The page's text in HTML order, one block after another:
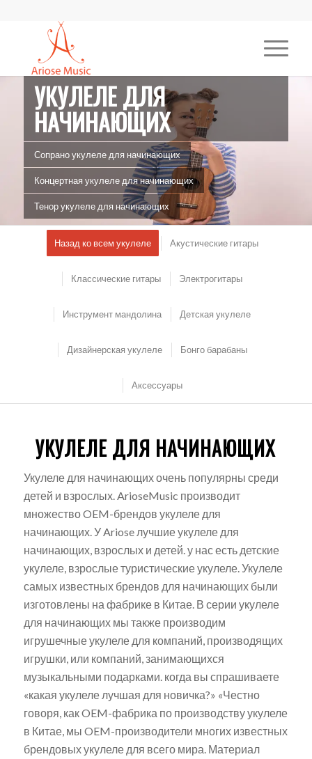
УКУЛЕЛЕ ДЛЯ
НАЧИНАЮЩИХ
Сопрано укулеле для начинающих
Концертная укулеле для начинающих
Тенор укулеле для начинающих
ПОЛУЧИТЕ БЕСПЛАТНЫЙ ОБРАЗЕЦ
Назад ко всем укулеле Акустические гитары
Классические гитары Электрогитары
Инструмент мандолина Детская укулеле
Дизайнерская укулеле Бонго барабаны
Аксессуары
УКУЛЕЛЕ ДЛЯ НАЧИНАЮЩИХ
Укулеле для начинающих очень популярны среди
детей и взрослых. ArioseMusic производит
множество OEM-брендов укулеле для
начинающих. У Ariose лучшие укулеле для
начинающих, взрослых и детей. у нас есть детские
укулеле, взрослые туристические укулеле. Укулеле
самых известных брендов для начинающих были
изготовлены на фабрике в Китае. В серии укулеле
для начинающих мы также производим
игрушечные укулеле для компаний, производящих
игрушки, или компаний, занимающихся
музыкальными подарками. когда вы спрашиваете
«какая укулеле лучшая для новичка?» «Честно
говоря, как OEM-фабрика по производству укулеле
в Китае, мы OEM-производители многих известных
брендовых укулеле для всего мира. Материал